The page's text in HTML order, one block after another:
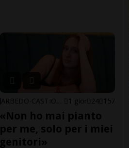
1 gior 24 157
«Non ho mai pianto
per me, solo per i miei
genitori»